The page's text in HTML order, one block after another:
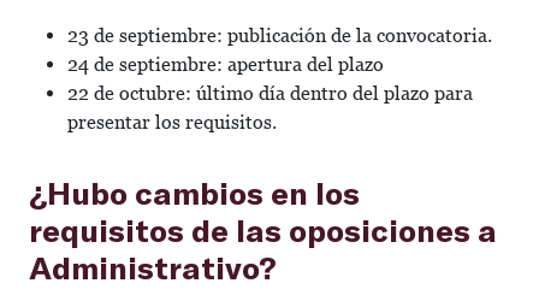
23 de septiembre: publicación de la convocatoria.
24 de septiembre: apertura del plazo
22 de octubre: último día dentro del plazo para
presentar los requisitos.
¿Hubo cambios en los
requisitos de las oposiciones a
Administrativo?